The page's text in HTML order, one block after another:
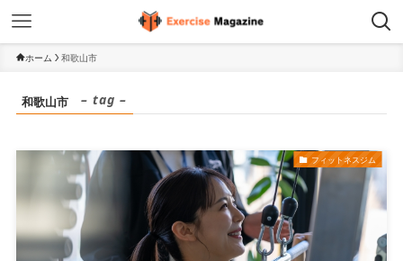
ホーム 和歌山市
和歌山市 – tag –
フィットネスジム